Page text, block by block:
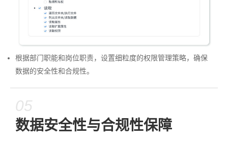
根据部门职能和岗位职责，设置细粒度的权限管理策略，确保
数据的安全性和合规性。
05
数据安全性与合规性保障